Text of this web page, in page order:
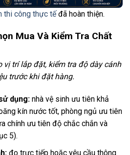
thi công thực tếđã hoàn thiện.
Mua Và Kiểm Tra Chất
vị trí lắp đặt, kiểm tra độ dày cánh
trước khi đặt hàng.
dụng:nhà vệ sinh ưu tiên khả
kín nước tốt, phòng ngủ ưu tiên
chính ưu tiên độ chắc chắn và
5).
đo trực tiếp hoặc yêu cầu thông